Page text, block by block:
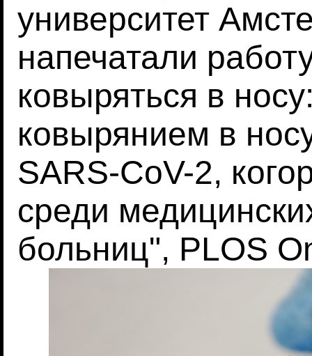
университет
напечатали
ковыряться в
ковырянием в
SARS-CoV-2,
среди
больниц", PLOS